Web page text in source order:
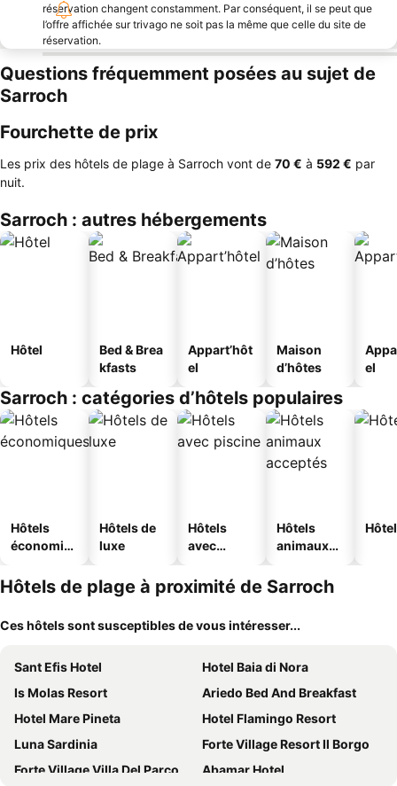
réservation changent constamment. Par conséquent, il se peut que
l’offre affichée sur trivago ne soit pas la même que celle du site de
réservation.
Questions fréquemment posées au sujet de
Sarroch
Fourchette de prix
Les prix des hôtels de plage à Sarroch vont de ‎70 € à ‎592 € par
nuit.
Sarroch : autres hébergements
Hôtel
Bed & Brea
kfasts
Appart’hôt
el
Maison
d’hôtes
el
Sarroch : catégories d’hôtels populaires
Hôtels
économiq
Hôtels de
luxe
Hôtels
avec
Hôtels
animaux
Hôtels de plage à proximité de Sarroch
Ces hôtels sont susceptibles de vous intéresser...
Sant Efis Hotel
Hotel Baia di Nora
Is Molas Resort
Ariedo Bed And Breakfast
Hotel Mare Pineta
Hotel Flamingo Resort
Luna Sardinia
Forte Village Resort Il Borgo
Forte Village Villa Del Parco
Abamar Hotel